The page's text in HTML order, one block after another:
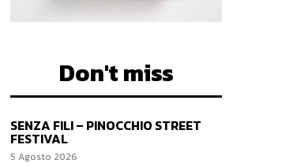
Don't miss
SENZA FILI – PINOCCHIO STREET
FESTIVAL
5 Agosto 2026